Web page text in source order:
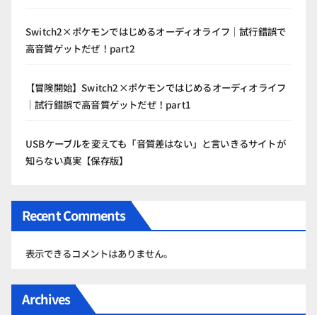
Switch2×ポケモンではじめるオーディオライフ｜試行錯誤で
高音質ゲットだぜ！part2
【冒険開始】Switch2×ポケモンではじめるオーディオライフ
｜試行錯誤で高音質ゲットだぜ！part1
USBケーブルを変えても「音質差はない」と言いきるサイトが
知らない真実【保存版】
Recent Comments
表示できるコメントはありません。
Archives